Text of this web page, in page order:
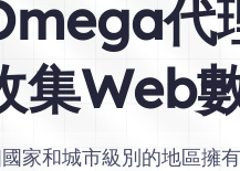
代
集Web
家和城市級別的地區擁